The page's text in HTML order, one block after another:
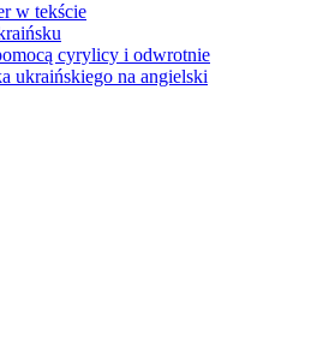
w tekście
cyrylicy i odwrotnie
ukraińskiego na angielski